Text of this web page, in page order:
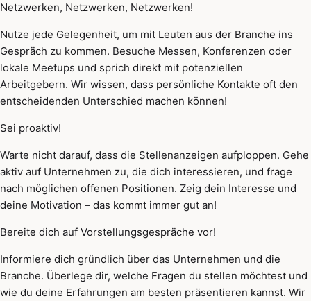
Netzwerken, Netzwerken, Netzwerken!
Nutze jede Gelegenheit, um mit Leuten aus der Branche ins
Gespräch zu kommen. Besuche Messen, Konferenzen oder
lokale Meetups und sprich direkt mit potenziellen
Arbeitgebern. Wir wissen, dass persönliche Kontakte oft den
entscheidenden Unterschied machen können!
Sei proaktiv!
Warte nicht darauf, dass die Stellenanzeigen aufploppen. Gehe
aktiv auf Unternehmen zu, die dich interessieren, und frage
nach möglichen offenen Positionen. Zeig dein Interesse und
deine Motivation – das kommt immer gut an!
Bereite dich auf Vorstellungsgespräche vor!
Informiere dich gründlich über das Unternehmen und die
Branche. Überlege dir, welche Fragen du stellen möchtest und
wie du deine Erfahrungen am besten präsentieren kannst. Wir